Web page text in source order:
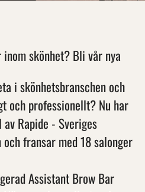
skönhet? Bli vår nya
i skönhetsbranschen och
och professionellt? Nu har
Rapide - Sveriges
fransar med 18 salonger
Assistant Brow Bar